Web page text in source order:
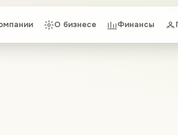
О бизнесе Финансы